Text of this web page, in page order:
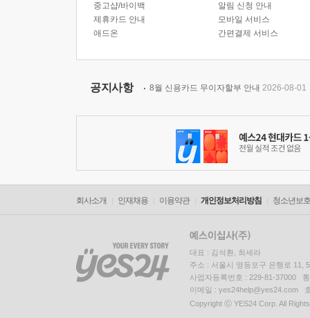
중고샵/바이백
제휴카드 안내
애드온
알림 신청 안내
모바일 서비스
간편결제 서비스
공지사항 8월 신용카드 무이자할부 안내 2026-08-01
회사소개 인재채용 이용약관 개인정보처리방침 청소년보
대표 : 김석환, 최세라
주소 : 서울시 영등포구 은행로 11,
사업자등록번호 : 229-81-37000
이메일 : yes24help@yes24.com
Copyright ⓒ YES24 Corp. All